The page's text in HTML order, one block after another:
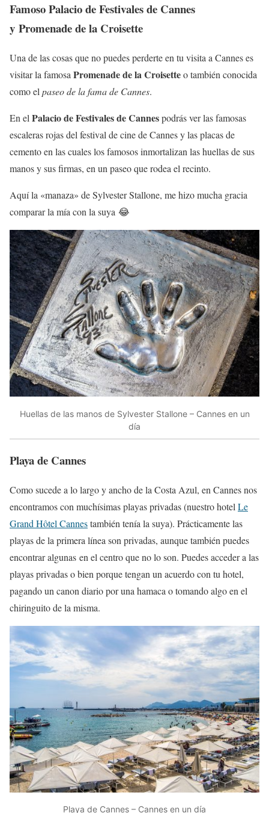
Famoso Palacio de Festivales de Cannes
y Promenade de la Croisette
Una de las cosas que no puedes perderte en tu visita a Cannes es
visitar la famosa Promenade de la Croisetteo también conocida
como el paseo de la fama de Cannes.
En el Palacio de Festivales de Cannespodrás ver las famosas
escaleras rojas del festival de cine de Cannes y las placas de
cemento en las cuales los famosos inmortalizan las huellas de sus
manos y sus firmas, en un paseo que rodea el recinto.
Aquí la «manaza» de Sylvester Stallone, me hizo mucha gracia
comparar la mía con la suya 😂
Huellas de las manos de Sylvester Stallone – Cannes en un
día
Playa de Cannes
Como sucede a lo largo y ancho de la Costa Azul, en Cannes nos
encontramos con muchísimas playas privadas (nuestro hotel Le
Grand Hôtel Cannestambién tenía la suya). Prácticamente las
playas de la primera línea son privadas, aunque también puedes
encontrar algunas en el centro que no lo son. Puedes acceder a las
playas privadas o bien porque tengan un acuerdo con tu hotel,
pagando un canon diario por una hamaca o tomando algo en el
chiringuito de la misma.
Playa de Cannes – Cannes en un día